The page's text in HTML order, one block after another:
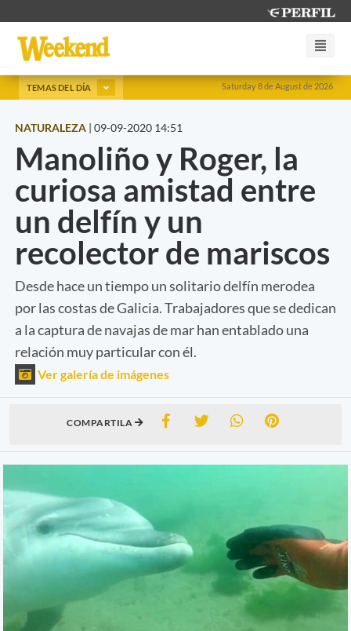
Saturday 8 de August de 2026
TEMAS DEL DÍA
NATURALEZA | 09-09-2020 14:51
Manoliño y Roger, la
curiosa amistad entre
un delfín y un
recolector de mariscos
Desde hace un tiempo un solitario delfín merodea
por las costas de Galicia. Trabajadores que se dedican
a la captura de navajas de mar han entablado una
relación muy particular con él.
Ver galería de imágenes
COMPARTILA